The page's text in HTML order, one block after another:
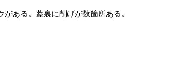
ある。蓋裏に削げが数箇所ある。